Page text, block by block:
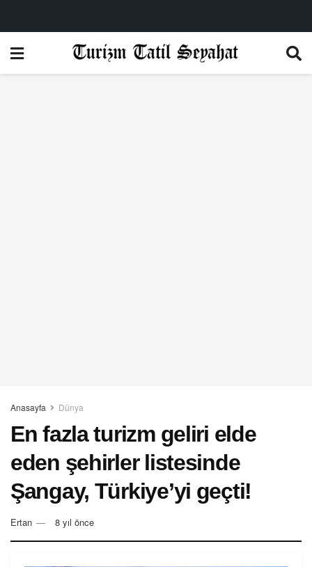
Anasayfa Dünya
En fazla turizm geliri elde
eden şehirler listesinde
Şangay, Türkiye’yi geçti!
Ertan 8 yıl önce